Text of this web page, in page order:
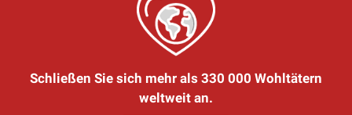
Schließen Sie sich mehr als 330 000 Wohltätern
weltweit an.